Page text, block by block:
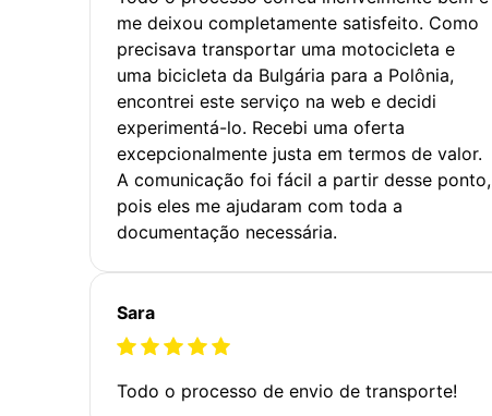
me deixou completamente satisfeito. Como
precisava transportar uma motocicleta e
uma bicicleta da Bulgária para a Polônia,
encontrei este serviço na web e decidi
experimentá-lo. Recebi uma oferta
excepcionalmente justa em termos de valor.
A comunicação foi fácil a partir desse ponto,
pois eles me ajudaram com toda a
documentação necessária.
Sara
Todo o processo de envio de transporte!